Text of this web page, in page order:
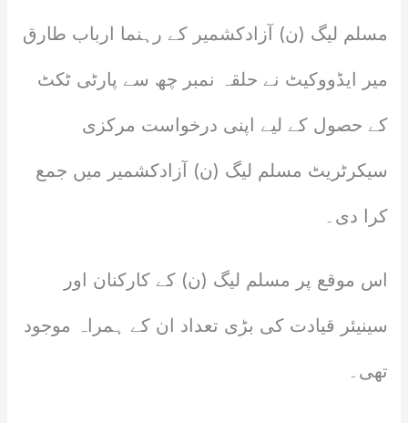
مسلم لیگ (ن) آزادکشمیر کے رہنما ارباب طارق
میر ایڈووکیٹ نے حلقہ نمبر چھ سے پارٹی ٹکٹ
کے حصول کے لیے اپنی درخواست مرکزی
سیکرٹریٹ مسلم لیگ (ن) آزادکشمیر میں جمع
کرا دی۔
اس موقع پر مسلم لیگ (ن) کے کارکنان اور
سینیئر قیادت کی بڑی تعداد ان کے ہمراہ موجود
تھی۔